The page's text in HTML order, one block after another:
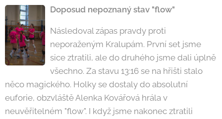
Doposud nepoznaný stav "flow"
Následoval zápas pravdy proti
neporaženým Kralupám. První set jsme
sice ztratili, ale do druhého jsme dali úplně
všechno. Za stavu 13:16 se na hřišti stalo
něco magického. Holky se dostaly do absolutní
euforie, obzvláště Alenka Kovářová hrála v
neuvěřitelném "flow". I když jsme nakonec ztratili